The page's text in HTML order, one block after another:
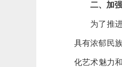
二、加
为了推进
具有浓郁民
化艺术魅力